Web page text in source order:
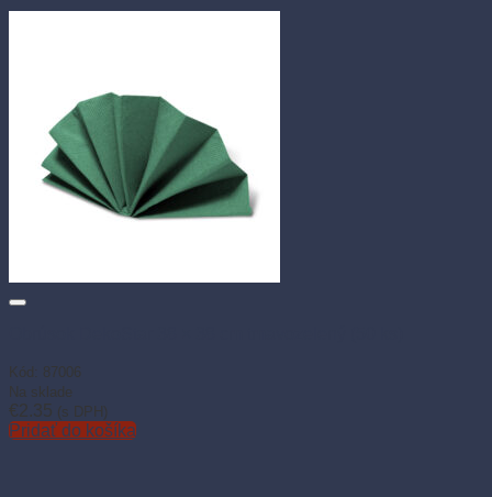
Kód: 87006
Na sklade
€2.35 (s DPH)
Pridať do košíka